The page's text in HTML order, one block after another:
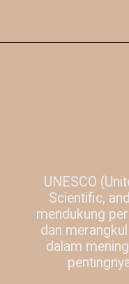
UNESCO
Scientific,
mendukung
dan
dalam